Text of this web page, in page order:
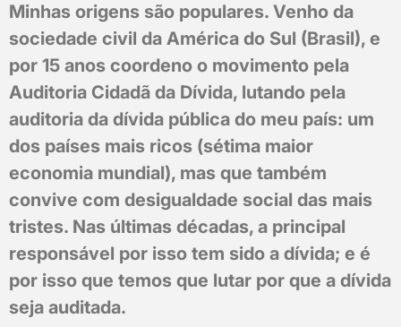
Minhas origens são populares. Venho da
sociedade civil da América do Sul (Brasil), e
por 15 anos coordeno o movimento pela
Auditoria Cidadã da Dívida, lutando pela
auditoria da dívida pública do meu país: um
dos países mais ricos (sétima maior
economia mundial), mas que também
convive com desigualdade social das mais
tristes. Nas últimas décadas, a principal
responsável por isso tem sido a dívida; e é
por isso que temos que lutar por que a dívida
seja auditada.